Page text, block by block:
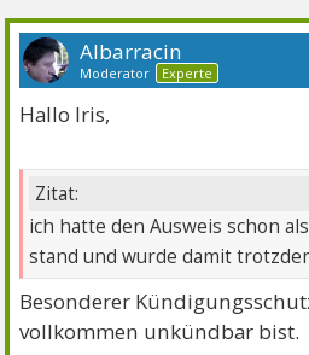
Albarracin
Moderator Experte
Hallo Iris,
Zitat:
ich hatte den Ausweis schon
stand und wurde damit
Besonderer
vollkommen unkündbar bist.